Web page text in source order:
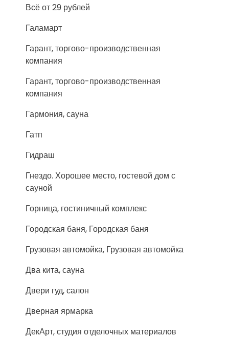
Всё от 29 рублей
Галамарт
Гарант, торгово-производственная
компания
Гарант, торгово-производственная
компания
Гармония, сауна
Гатп
Гидраш
Гнездо. Хорошее место, гостевой дом с
сауной
Горница, гостиничный комплекс
Городская баня, Городская баня
Грузовая автомойка, Грузовая автомойка
Два кита, сауна
Двери гуд, салон
Дверная ярмарка
ДекАрт, студия отделочных материалов